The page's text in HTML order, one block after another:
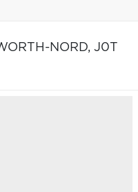
NORD, J0T